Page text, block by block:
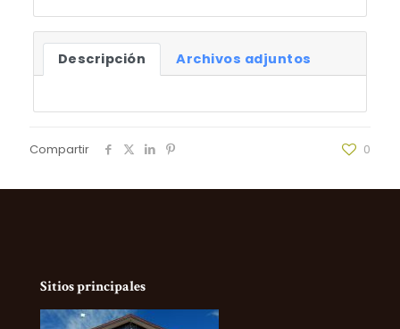
Descripción Archivos adjuntos
Compartir 0
Sitios principales